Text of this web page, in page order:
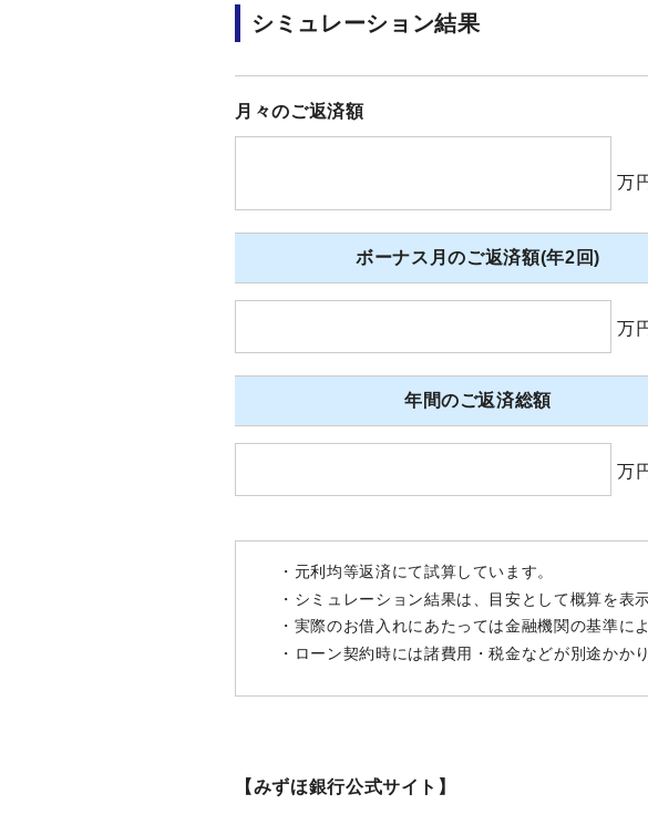
シミュレーション結果
月々のご返済額
万
ボーナス月のご返済額(年2回)
万
年間のご返済総額
万
・元利均等返済にて試算しています。
・シミュレーション結果は、目安として概算を表
・実際のお借入れにあたっては金融機関の基準に
・ローン契約時には諸費用・税金などが別途かか
【みずほ銀行公式サイト】